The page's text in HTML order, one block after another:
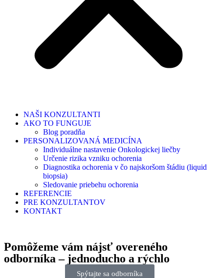
NAŠI KONZULTANTI
AKO TO FUNGUJE
Blog poradňa
PERSONALIZOVANÁ MEDICÍNA
Individuálne nastavenie Onkologickej liečby
Určenie rizika vzniku ochorenia
Diagnostika ochorenia v čo najskoršom štádiu (liquid
biopsia)
Sledovanie priebehu ochorenia
REFERENCIE
PRE KONZULTANTOV
KONTAKT
Pomôžeme vám nájsť overeného
odborníka– jednoducho a rýchlo
Spýtajte sa odborníka